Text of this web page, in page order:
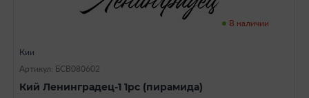
В наличии
Кии
Артикул: БСВ080602
Кий Ленинградец-1 1pc (пирамида)